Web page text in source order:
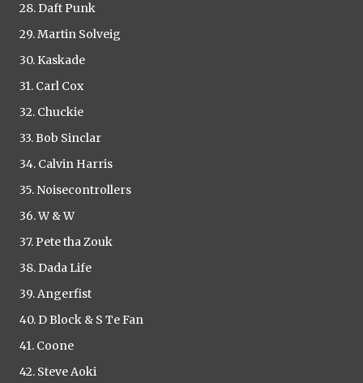
28. Daft Punk
29. Martin Solveig
30. Kaskade
31. Carl Cox
32. Chuckie
33. Bob Sinclar
34. Calvin Harris
35. Noisecontrollers
36. W & W
37. Pete tha Zouk
38. Dada Life
39. Angerfist
40. D Block & S Te Fan
41. Coone
42. Steve Aoki